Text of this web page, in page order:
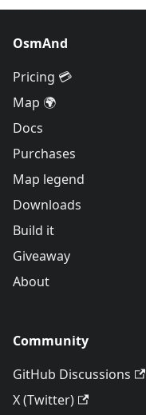
OsmAnd
Pricing 💳
Map 🌍
Docs
Purchases
Map legend
Downloads
Build it
Giveaway
About
Community
GitHub Discussions
X (Twitter)